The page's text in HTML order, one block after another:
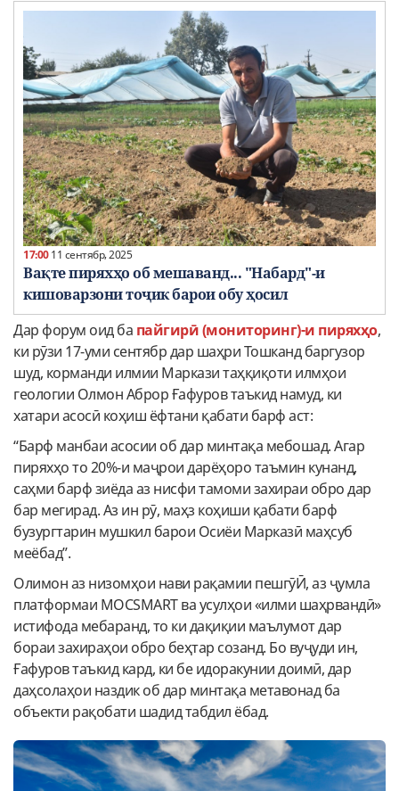
17:0011 сентябр, 2025
Вақте пиряхҳо об мешаванд... "Набард"-и
кишоварзони тоҷик барои обу ҳосил
Дар форум оид ба пайгирӣ (мониторинг)-и пиряхҳо,
ки рӯзи 17-уми сентябр дар шаҳри Тошканд баргузор
шуд, корманди илмии Маркази таҳқиқоти илмҳои
геологии Олмон Аброр Ғафуров таъкид намуд, ки
хатари асосӣ коҳиш ёфтани қабати барф аст:
“Барф манбаи асосии об дар минтақа мебошад. Агар
пиряхҳо то 20%-и маҷрои дарёҳоро таъмин кунанд,
саҳми барф зиёда аз нисфи тамоми захираи обро дар
бар мегирад. Аз ин рӯ, маҳз коҳиши қабати барф
бузургтарин мушкил барои Осиёи Марказӣ маҳсуб
меёбад”.
Олимон аз низомҳои нави рақамии пешгӯӢ, аз ҷумла
платформаи MOCSMART ва усулҳои «илми шаҳрвандӣ»
истифода мебаранд, то ки дақиқии маълумот дар
бораи захираҳои обро беҳтар созанд. Бо вуҷуди ин,
Ғафуров таъкид кард, ки бе идоракунии доимӣ, дар
даҳсолаҳои наздик об дар минтақа метавонад ба
объекти рақобати шадид табдил ёбад.